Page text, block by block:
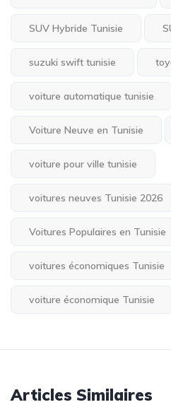
SUV Hybride Tunisie
suzuki swift tunisie
voiture automatique tunisie
Voiture Neuve en Tunisie
voiture pour ville tunisie
voitures neuves Tunisie 2026
Voitures Populaires en Tunisie
voitures économiques Tunisie
voiture économique Tunisie
Articles Similaires